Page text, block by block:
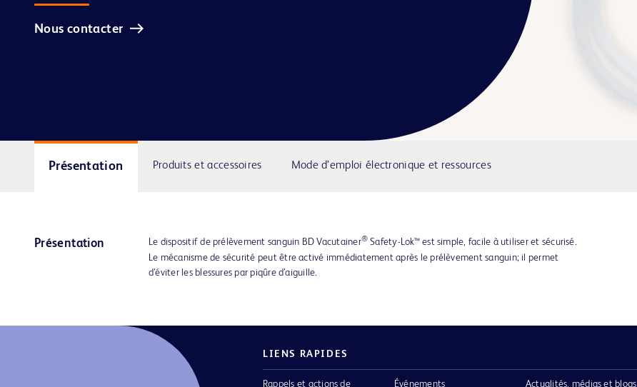
Nous contacter
Présentation Produits et accessoires Mode d’emploi électronique et ressources
Présentation Le dispositif de prélèvement sanguin BD Vacutainer® Safety-Lok™ est simple, facile à utiliser et sécurisé.
Le mécanisme de sécurité peut être activé immédiatement après le prélèvement sanguin; il permet
d’éviter les blessures par piqûre d’aiguille.
LIENS RAPIDES
Rappels et actions de Événements Actualités, médias et blogs